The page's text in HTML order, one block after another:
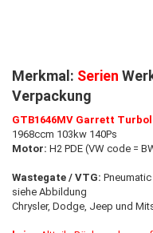
Merkmal: Serien
Verpackung
GTB1646MV Garrett
1968ccm 103kw 140Ps
Motor: H2 PDE (VW code =
Wastegate / VTG:
siehe Abbildung
Chrysler, Dodge, Jeep und